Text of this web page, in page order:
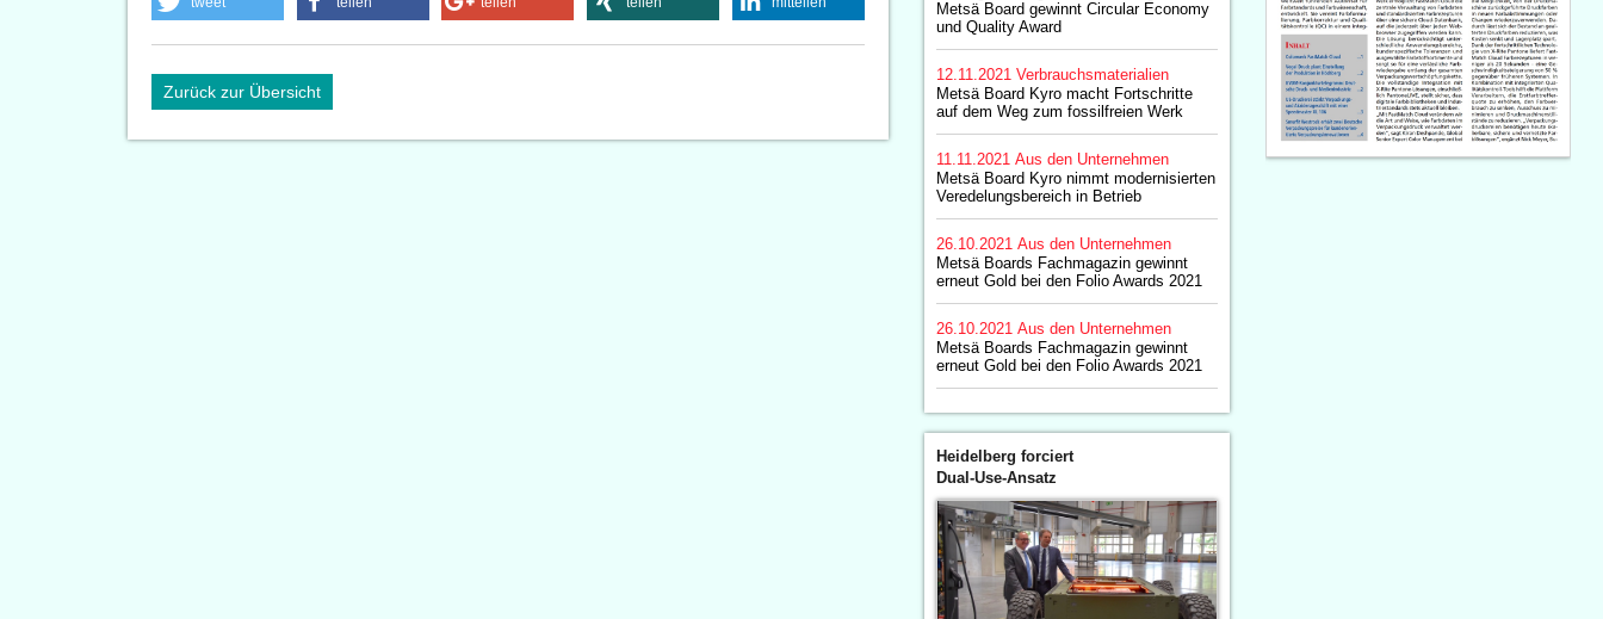
Zurück zur Übersicht
Metsä Board gewinnt Circular Economy
und Quality Award
12.11.2021 Verbrauchsmaterialien
Metsä Board Kyro macht Fortschritte
auf dem Weg zum fossilfreien Werk
11.11.2021 Aus den Unternehmen
Metsä Board Kyro nimmt modernisierten
Veredelungsbereich in Betrieb
26.10.2021 Aus den Unternehmen
Metsä Boards Fachmagazin gewinnt
erneut Gold bei den Folio Awards 2021
26.10.2021 Aus den Unternehmen
Metsä Boards Fachmagazin gewinnt
erneut Gold bei den Folio Awards 2021
Heidelberg forciert
Dual-Use-Ansatz